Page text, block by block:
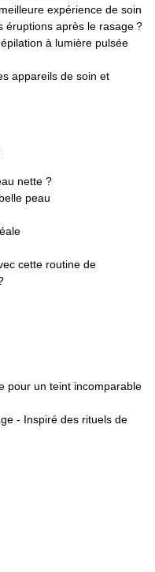
expérience de soin
éruptions après le rasage ?
à lumière pulsée
appareils de soin et
nette ?
peau
cette routine de
pour un teint incomparable
- Inspiré des rituels de